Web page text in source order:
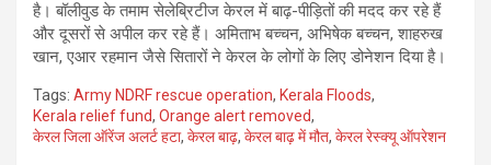
है। बॉलीवुड के तमाम सेलेब्रिटीज केरल में बाढ़-पीड़ितों की मदद कर रहे हैं
और दूसरों से अपील कर रहे हैं। अमिताभ बच्चन, अभिषेक बच्चन, शाहरुख
खान, एआर रहमान जैसे सितारों ने केरल के लोगों के लिए डोनेशन दिया है।
Tags: Army NDRF rescue operation, Kerala Floods,
Kerala relief fund, Orange alert removed,
केरल जिला ऑरेंज अलर्ट हटा, केरल बाढ़, केरल बाढ़ में मौत, केरल रेस्क्यू ऑपरेशन